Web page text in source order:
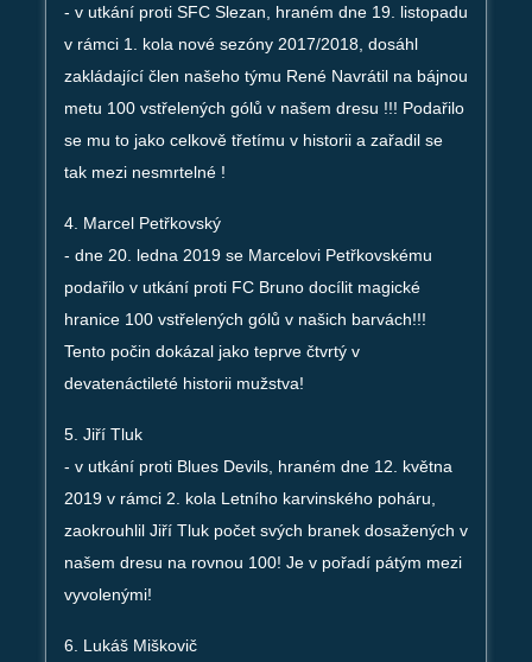
- v utkání proti SFC Slezan, hraném dne 19. listopadu
v rámci 1. kola nové sezóny 2017/2018, dosáhl
zakládající člen našeho týmu René Navrátil na bájnou
metu 100 vstřelených gólů v našem dresu !!! Podařilo
se mu to jako celkově třetímu v historii a zařadil se
tak mezi nesmrtelné !
4. Marcel Petřkovský
- dne 20. ledna 2019 se Marcelovi Petřkovskému
podařilo v utkání proti FC Bruno docílit magické
hranice 100 vstřelených gólů v našich barvách!!!
Tento počin dokázal jako teprve čtvrtý v
devatenáctileté historii mužstva!
5. Jiří Tluk
- v utkání proti Blues Devils, hraném dne 12. května
2019 v rámci 2. kola Letního karvinského poháru,
zaokrouhlil Jiří Tluk počet svých branek dosažených v
našem dresu na rovnou 100! Je v pořadí pátým mezi
vyvolenými!
6. Lukáš Miškovič